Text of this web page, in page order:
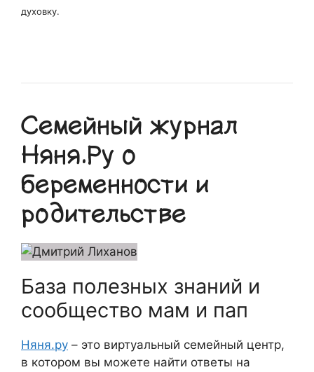
духовку.
Семейный журнал
Няня.Ру о
беременности и
родительстве
База полезных знаний и
сообщество мам и пап
Няня.ру – это виртуальный семейный центр,
в котором вы можете найти ответы на